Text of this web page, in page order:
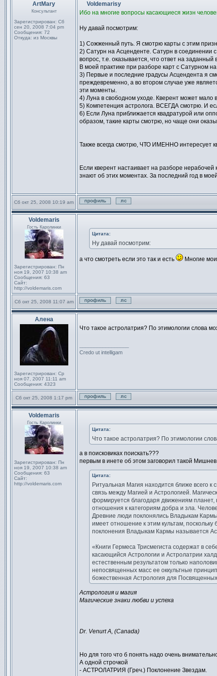
ArtMary
Консультант
Зарегистрирован: Сб
сен 20, 2008 7:04 pm
Сообщения: 72
Откуда: из Москвы
Сообщение
Voldemarisу
Ибо на многие вопросы касающиеся жизн
Ну давай посмотрим:
1) Сожженный путь. Я смотрю карты с этим
2) Сатурн на Асценденте. Сатурн в соединении
вопрос, т.е. оказывается, что ответ на
В моей практике при разборе карт с Сатурном
3) Первые и последние градусы Асцендента я
преждевременно, а во втором случае уже
эти моменты.
4) Луна в свободном уходе. Кверент может мало
5) Компетенция астролога. ВСЕГДА смотрю. И
6) Если Луна приближается квадратурой или
образом, такие карты смотрю, но чаще они
Также всегда смотрю, ЧТО ИМЕННО интересует
Если кверент настаивает на разборе
знают об этих моментах. За последний год в
Сб окт 25, 2008 10:19 am
Профиль
Отправить личное
Voldemaris
Гость Каролинки
Зарегистрирован: Пн
ноя 19, 2007 10:38 am
Сообщения: 63
Сайт:
http://voldemaris.com
Цитата:
Ну давай посмотрим:
а что смотреть если это так и есть Многие
Сб окт 25, 2008 11:07 am
Профиль
Отправить личное
Алена
Зарегистрирован: Ср
ноя 07, 2007 11:11 am
Сообщения: 4323
Что такое астролатрия? По этимологии слова
Credo ut intelligam
Сб окт 25, 2008 1:17 pm
Профиль
Отправить личное
Voldemaris
Гость Каролинки
Зарегистрирован: Пн
ноя 19, 2007 10:38 am
Сообщения: 63
Сайт:
http://voldemaris.com
Цитата:
Что такое астролатрия? По этимологии
а в поисковиках поискать???
первым в инете об этом заговорил такой
Цитата:
Ритуальная Магия находится ближе всего
связь между Магией и Астрологией.
формируется благодаря движениям
отношения к категориям добра и зла.
Древние люди поклонялись Владыкам Кармы
имеет отношение к этим культам,
поклонения Владыкам Кармы называется
«Книги Гермеса Трисмегиста содержат в
касающийся Астрологии и Астролатрии
естественным результатом только
непосвященных масс ее оккультные
божественная Астрология для
Астрология и магия
Магические знаки любви и успеха
Dr. Venurt А, (Canada)
Но для того что б понять надо очень
А одной строчкой
- АСТРОЛАТРИЯ (Греч.) Поклонение Звездам.